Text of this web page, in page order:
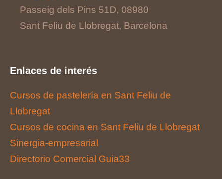
Passeig dels Pins 51D, 08980
Sant Feliu de Llobregat, Barcelona
Enlaces de interés
Cursos de pastelería en Sant Feliu de
Llobregat
Cursos de cocina en Sant Feliu de Llobregat
Sinergia-empresarial
Directorio Comercial Guia33